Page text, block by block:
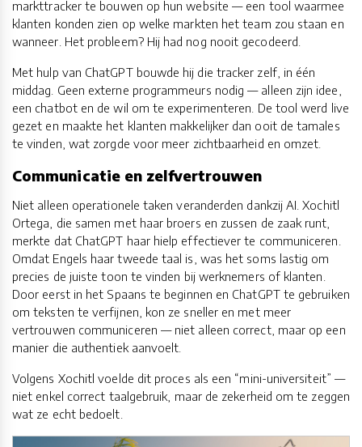
markttracker te bouwen op hun website — een tool waarmee
klanten konden zien op welke markten het team zou staan en
wanneer. Het probleem? Hij had nog nooit gecodeerd.
Met hulp van ChatGPT bouwde hij die tracker zelf, in één
middag. Geen externe programmeurs nodig — alleen zijn idee,
een chatbot en de wil om te experimenteren. De tool werd live
gezet en maakte het klanten makkelijker dan ooit de tamales
te vinden, wat zorgde voor meer zichtbaarheid en omzet.
Communicatie en zelfvertrouwen
Niet alleen operationele taken veranderden dankzij AI. Xochitl
Ortega, die samen met haar broers en zussen de zaak runt,
merkte dat ChatGPT haar hielp effectiever te communiceren.
Omdat Engels haar tweede taal is, was het soms lastig om
precies de juiste toon te vinden bij werknemers of klanten.
Door eerst in het Spaans te beginnen en ChatGPT te gebruiken
om teksten te verfijnen, kon ze sneller en met meer
vertrouwen communiceren — niet alleen correct, maar op een
manier die authentiek aanvoelt.
Volgens Xochitl voelde dit proces als een “mini-universiteit” —
niet enkel correct taalgebruik, maar de zekerheid om te zeggen
wat ze echt bedoelt.